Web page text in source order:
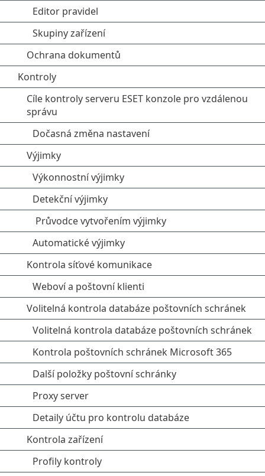
Editor pravidel
Skupiny zařízení
Ochrana dokumentů
Kontroly
Cíle kontroly serveru ESET konzole pro vzdálenou
správu
Dočasná změna nastavení
Výjimky
Výkonnostní výjimky
Detekční výjimky
Průvodce vytvořením výjimky
Automatické výjimky
Kontrola síťové komunikace
Weboví a poštovní klienti
Volitelná kontrola databáze poštovních schránek
Volitelná kontrola databáze poštovních schránek
Kontrola poštovních schránek Microsoft 365
Další položky poštovní schránky
Proxy server
Detaily účtu pro kontrolu databáze
Kontrola zařízení
Profily kontroly